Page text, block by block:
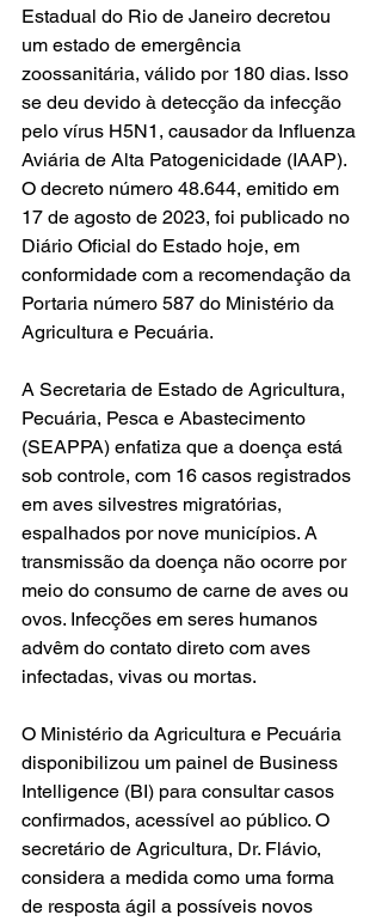
Estadual do Rio de Janeiro decretou
um estado de emergência
zoossanitária, válido por 180 dias. Isso
se deu devido à detecção da infecção
pelo vírus H5N1, causador da Influenza
Aviária de Alta Patogenicidade (IAAP).
O decreto número 48.644, emitido em
17 de agosto de 2023, foi publicado no
Diário Oficial do Estado hoje, em
conformidade com a recomendação da
Portaria número 587 do Ministério da
Agricultura e Pecuária.
A Secretaria de Estado de Agricultura,
Pecuária, Pesca e Abastecimento
(SEAPPA) enfatiza que a doença está
sob controle, com 16 casos registrados
em aves silvestres migratórias,
espalhados por nove municípios. A
transmissão da doença não ocorre por
meio do consumo de carne de aves ou
ovos. Infecções em seres humanos
advêm do contato direto com aves
infectadas, vivas ou mortas.
O Ministério da Agricultura e Pecuária
disponibilizou um painel de Business
Intelligence (BI) para consultar casos
confirmados, acessível ao público. O
secretário de Agricultura, Dr. Flávio,
considera a medida como uma forma
de resposta ágil a possíveis novos